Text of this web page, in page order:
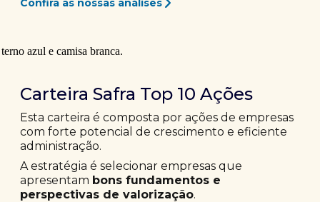
Confira as nossas análises
Carteira Safra Top 10 Ações
Esta carteira é composta por ações de empresas
com forte potencial de crescimento e eficiente
administração.
A estratégia é selecionar empresas que
apresentam bons fundamentos e
perspectivas de valorização.